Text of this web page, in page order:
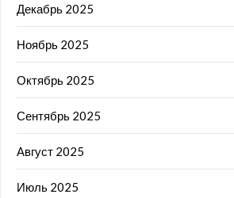
Декабрь 2025
Ноябрь 2025
Октябрь 2025
Сентябрь 2025
Август 2025
Июль 2025